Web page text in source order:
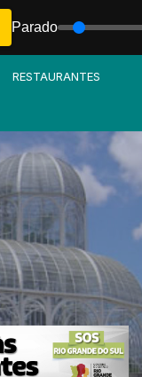
RESTAURANTES
Parado